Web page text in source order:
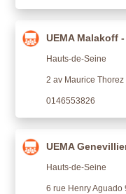
UEMA Malakoff
Hauts-de-Seine
2 av Maurice
0146553826
UEMA
Hauts-de-Seine
6 rue Henry